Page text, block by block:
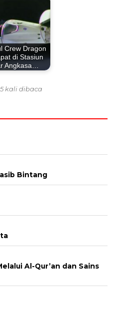
Crew Dragon
di Stasiun
Angkasa…
kali dibaca
Bintang
Al-Qur’an dan Sains